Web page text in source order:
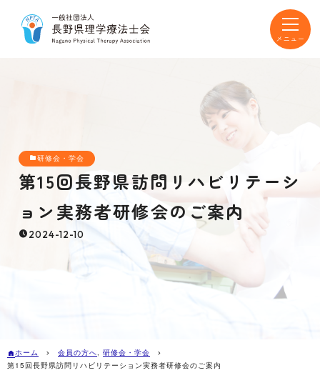
toggle
研修会・学会
第15回長野県訪問リハビリテーシ
ョン実務者研修会のご案内
2024-12-10
ホーム 会員の方へ, 研修会・学会
第15回長野県訪問リハビリテーション実務者研修会のご案内